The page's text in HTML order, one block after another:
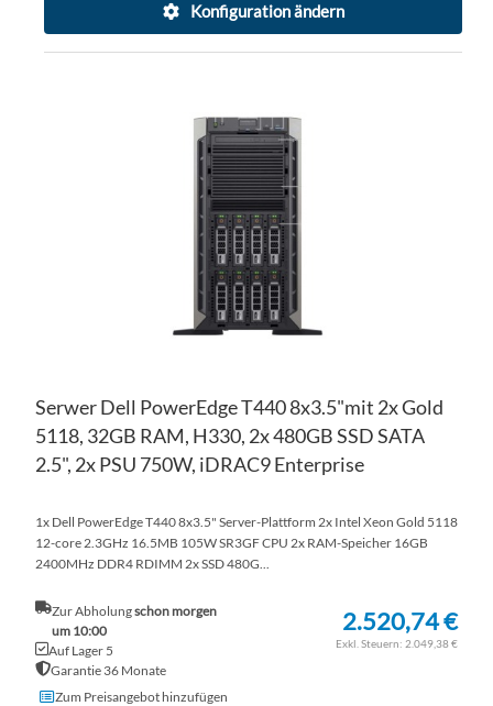
Konfiguration ändern
Serwer Dell PowerEdge T440 8x3.5"mit 2x Gold
5118, 32GB RAM, H330, 2x 480GB SSD SATA
2.5", 2x PSU 750W, iDRAC9 Enterprise
1x Dell PowerEdge T440 8x3.5" Server-Plattform 2x Intel Xeon Gold 5118
12-core 2.3GHz 16.5MB 105W SR3GF CPU 2x RAM-Speicher 16GB
2400MHz DDR4 RDIMM 2x SSD 480G...
Zur Abholungschon morgen
um 10:00
Auf Lager 5
Garantie 36 Monate
2.520,74 €
2.049,38 €
Zum Preisangebot hinzufügen